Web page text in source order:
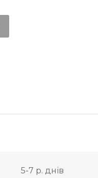
5-7 р. днів